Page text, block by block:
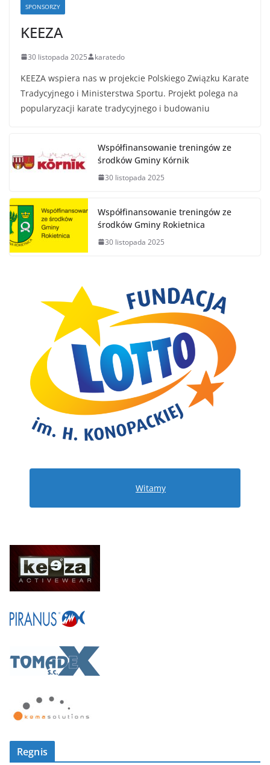
SPONSORZY
KEEZA
30 listopada 2025 karatedo
KEEZA wspiera nas w projekcie Polskiego Związku Karate
Tradycyjnego i Ministerstwa Sportu. Projekt polega na
popularyzacji karate tradycyjnego i budowaniu
Współfinansowanie treningów ze
środków Gminy Kórnik
30 listopada 2025
Współfinansowanie treningów ze
środków Gminy Rokietnica
30 listopada 2025
Witamy
Regnis